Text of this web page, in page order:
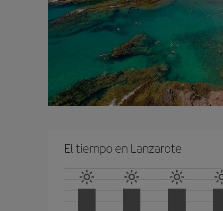
El tiempo en Lanzarote